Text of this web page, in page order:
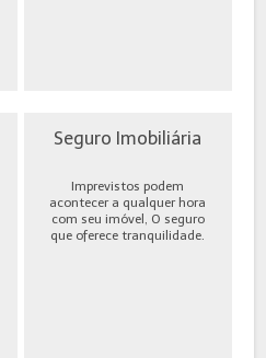
Seguro Imobiliária
Imprevistos podem
acontecer a qualquer hora
com seu imóvel, O seguro
que oferece tranquilidade.